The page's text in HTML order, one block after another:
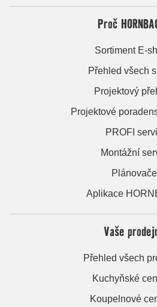
Proč
Sortiment E-
Přehled všech
Projektový
Projektové
PROFI
Montážní
Plánovače
Aplikace
Vaše
Přehled všech
Kuchyňské
Koupelnové